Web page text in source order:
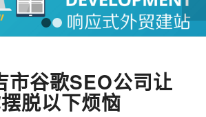
1 2
市谷歌SEO公司让
脱以下烦恼